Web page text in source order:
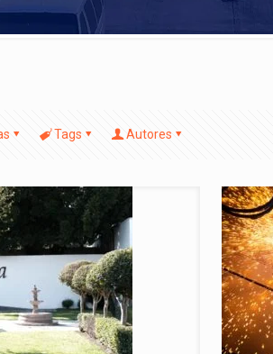
Tags Autores